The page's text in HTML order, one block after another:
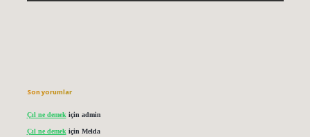
Son yorumlar
Çıl ne demek için admin
Çıl ne demek için Melda